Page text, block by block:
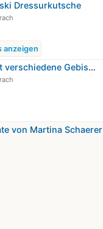
Dressurkutsche
anzeigen
Konvolut verschiedene Gebisse und…
von Martina Schaerer